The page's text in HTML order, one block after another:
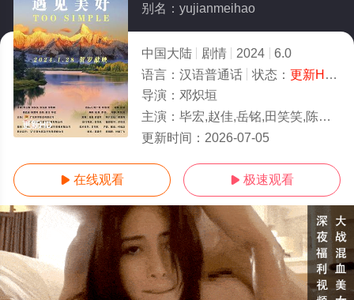
更新HD
别名：yujianmeihao
中国大陆 剧情 2024
6.0
语言： 汉语普通话 状态： 更新HD/高清
导演： 邓炽垣
主演： 毕宏,赵佳,岳铭,田笑笑,陈楚琦,刘乙霖,朱元政,朱华卿,路逍遥
更新时间： 2026-07-05
 在线观看  极速观看